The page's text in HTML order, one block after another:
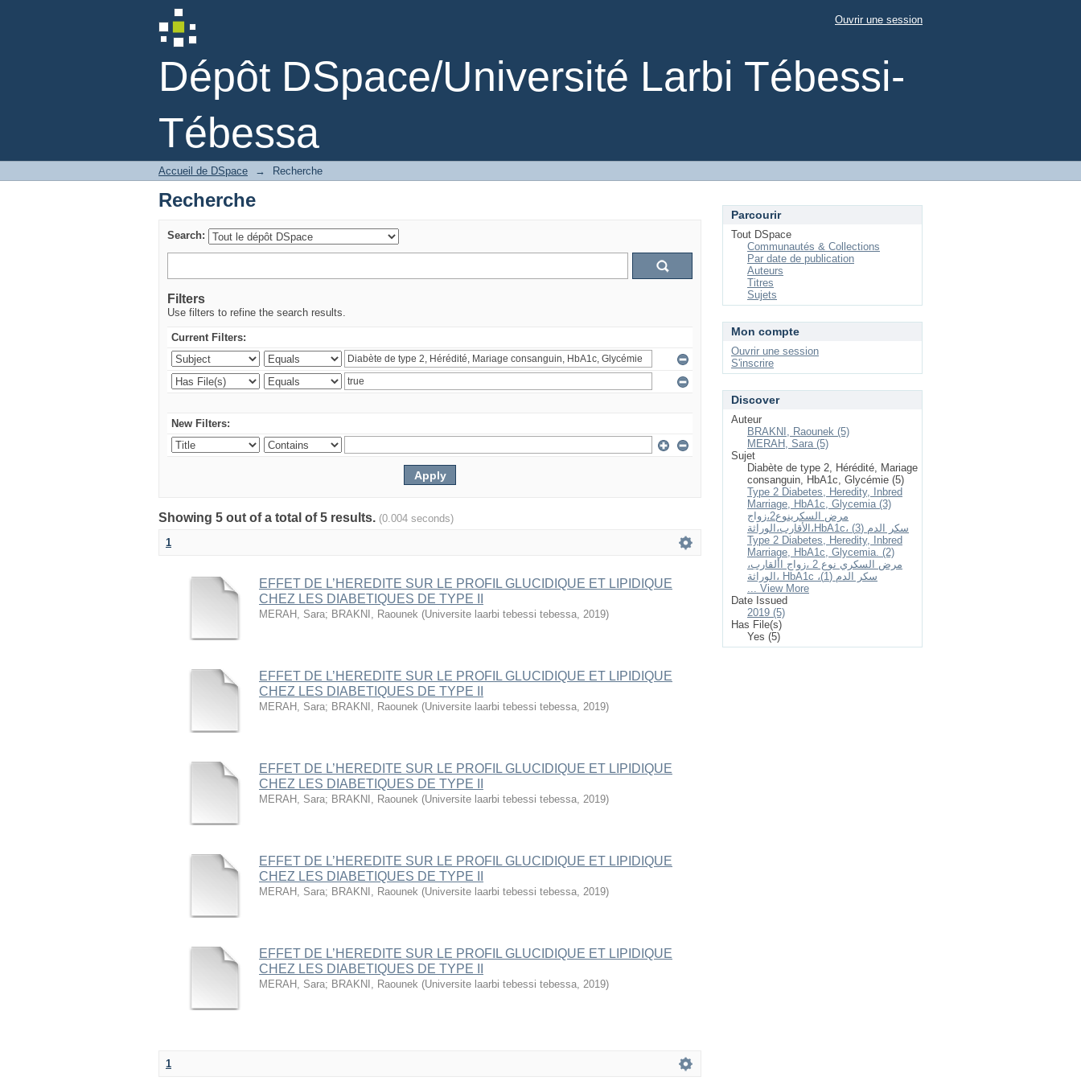
Dépôt DSpace/Université Larbi Tébessi-
Tébessa
Recherche Ouvrir une session
Accueil de DSpace → Recherche
Recherche
Search:
Filters
Use filters to refine the search results.
Current Filters:
New Filters:
Showing 5 out of a total of 5 results. (0.004 seconds)
1
EFFET DE L’HEREDITE SUR LE PROFIL GLUCIDIQUE ET LIPIDIQUE
CHEZ LES DIABETIQUES DE TYPE II
MERAH, Sara; BRAKNI, Raounek (Universite laarbi tebessi tebessa, 2019)
EFFET DE L’HEREDITE SUR LE PROFIL GLUCIDIQUE ET LIPIDIQUE
CHEZ LES DIABETIQUES DE TYPE II
MERAH, Sara; BRAKNI, Raounek (Universite laarbi tebessi tebessa, 2019)
EFFET DE L’HEREDITE SUR LE PROFIL GLUCIDIQUE ET LIPIDIQUE
CHEZ LES DIABETIQUES DE TYPE II
MERAH, Sara; BRAKNI, Raounek (Universite laarbi tebessi tebessa, 2019)
EFFET DE L’HEREDITE SUR LE PROFIL GLUCIDIQUE ET LIPIDIQUE
CHEZ LES DIABETIQUES DE TYPE II
MERAH, Sara; BRAKNI, Raounek (Universite laarbi tebessi tebessa, 2019)
EFFET DE L’HEREDITE SUR LE PROFIL GLUCIDIQUE ET LIPIDIQUE
CHEZ LES DIABETIQUES DE TYPE II
MERAH, Sara; BRAKNI, Raounek (Universite laarbi tebessi tebessa, 2019)
1
Parcourir
Tout DSpace
Communautés & Collections
Par date de publication
Auteurs
Titres
Sujets
Mon compte
Ouvrir une session
S'inscrire
Discover
Auteur
BRAKNI, Raounek (5)
MERAH, Sara (5)
Sujet
Diabète de type 2, Hérédité, Mariage
consanguin, HbA1c, Glycémie (5)
Type 2 Diabetes, Heredity, Inbred
Marriage, HbA1c, Glycemia (3)
مرض السكرينوع2،زواج
الأقارب،الوراثة،HbA1c، سكر الدم (3)
Type 2 Diabetes, Heredity, Inbred
Marriage, HbA1c, Glycemia. (2)
مرض السكري نوع 2 ،زواج األقارب،
الوراثة، HbA1c ،سكر الدم (1)
... View More
Date Issued
2019 (5)
Has File(s)
Yes (5)